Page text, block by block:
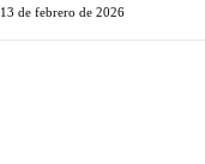
13 de febrero de 2026